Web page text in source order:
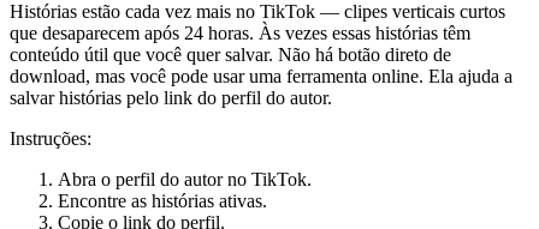
Histórias estão cada vez mais no TikTok — clipes verticais curtos
que desaparecem após 24 horas. Às vezes essas histórias têm
conteúdo útil que você quer salvar. Não há botão direto de
download, mas você pode usar uma ferramenta online. Ela ajuda a
salvar histórias pelo link do perfil do autor.
Instruções:
Abra o perfil do autor no TikTok.
Encontre as histórias ativas.
Copie o link do perfil.